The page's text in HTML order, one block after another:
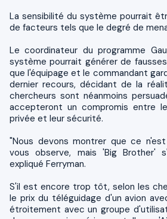
La sensibilité du système pourrait
de facteurs tels que le degré de
Le coordinateur du programme
système pourrait générer de
que l'équipage et le commandant
dernier recours, décidant de la
chercheurs sont néanmoins
accepteront un compromis entre
privée et leur sécurité.
"Nous devons montrer que ce
vous observe, mais 'Big Brother'
expliqué Ferryman.
S'il est encore trop tôt, selon les
le prix du téléguidage d'un avion
étroitement avec un groupe